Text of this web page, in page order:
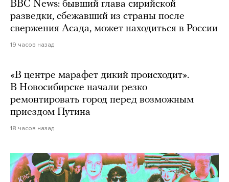
BBC News: бывший глава сирийской
разведки, сбежавший из страны после
свержения Асада, может находиться в России
19 часов назад
«В центре марафет дикий происходит».
В Новосибирске начали резко
ремонтировать город перед возможным
приездом Путина
18 часов назад